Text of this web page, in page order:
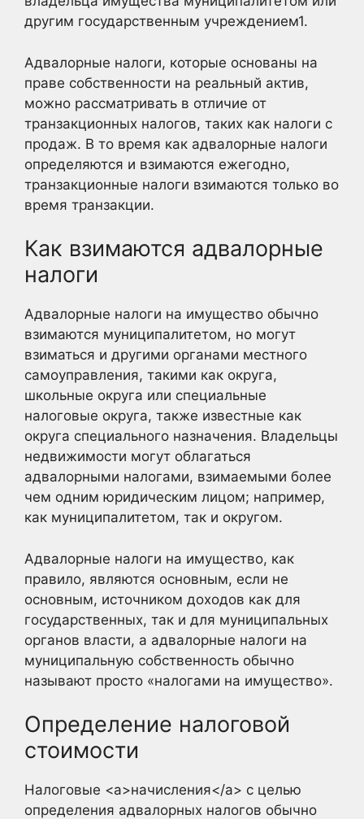
другим государственным учреждением1.
Адвалорные налоги, которые основаны на
праве собственности на реальный актив,
можно рассматривать в отличие от
транзакционных налогов, таких как налоги с
продаж. В то время как адвалорные налоги
определяются и взимаются ежегодно,
транзакционные налоги взимаются только во
время транзакции.
Как взимаются адвалорные
налоги
Адвалорные налоги на имущество обычно
взимаются муниципалитетом, но могут
взиматься и другими органами местного
самоуправления, такими как округа,
школьные округа или специальные
налоговые округа, также известные как
округа специального назначения. Владельцы
недвижимости могут облагаться
адвалорными налогами, взимаемыми более
чем одним юридическим лицом; например,
как муниципалитетом, так и округом.
Адвалорные налоги на имущество, как
правило, являются основным, если не
основным, источником доходов как для
государственных, так и для муниципальных
органов власти, а адвалорные налоги на
муниципальную собственность обычно
называют просто «налогами на имущество».
Определение налоговой
стоимости
Налоговые <a>начисления</a> с целью
определения адвалорных налогов обычно